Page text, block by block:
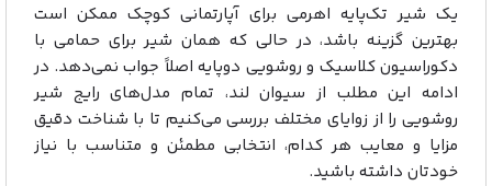
یک شیر تک‌پایه اهرمی برای آپارتمانی کوچک ممکن است
بهترین گزینه باشد، در حالی که همان شیر برای حمامی با
دکوراسیون کلاسیک و روشویی دوپایه اصلاً جواب نمی‌دهد. در
ادامه این مطلب از سیوان لند، تمام مدل‌های رایج شیر
روشویی را از زوایای مختلف بررسی می‌کنیم تا با شناخت دقیق
مزایا و معایب هر کدام، انتخابی مطمئن و متناسب با نیاز
خودتان داشته باشید.